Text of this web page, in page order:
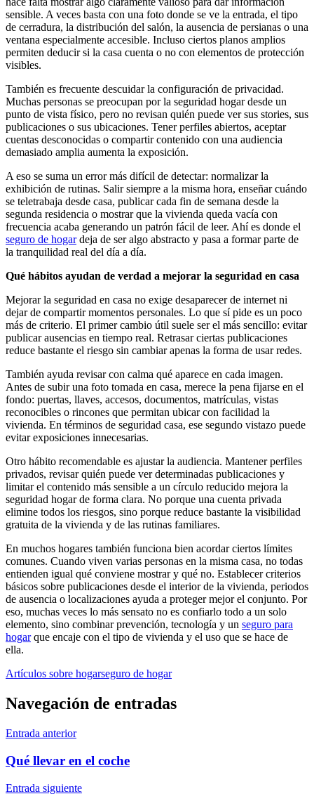
sensible. A veces basta con una foto donde se ve la entrada, el tipo
de cerradura, la distribución del salón, la ausencia de persianas o una
ventana especialmente accesible. Incluso ciertos planos amplios
permiten deducir si la casa cuenta o no con elementos de protección
visibles.
También es frecuente descuidar la configuración de privacidad.
Muchas personas se preocupan por la seguridad hogar desde un
punto de vista físico, pero no revisan quién puede ver sus stories, sus
publicaciones o sus ubicaciones. Tener perfiles abiertos, aceptar
cuentas desconocidas o compartir contenido con una audiencia
demasiado amplia aumenta la exposición.
A eso se suma un error más difícil de detectar: normalizar la
exhibición de rutinas. Salir siempre a la misma hora, enseñar cuándo
se teletrabaja desde casa, publicar cada fin de semana desde la
segunda residencia o mostrar que la vivienda queda vacía con
frecuencia acaba generando un patrón fácil de leer. Ahí es donde el
seguro de hogardeja de ser algo abstracto y pasa a formar parte de
la tranquilidad real del día a día.
Qué hábitos ayudan de verdad a mejorar la seguridad en casa
Mejorar la seguridad en casa no exige desaparecer de internet ni
dejar de compartir momentos personales. Lo que sí pide es un poco
más de criterio. El primer cambio útil suele ser el más sencillo: evitar
publicar ausencias en tiempo real. Retrasar ciertas publicaciones
reduce bastante el riesgo sin cambiar apenas la forma de usar redes.
También ayuda revisar con calma qué aparece en cada imagen.
Antes de subir una foto tomada en casa, merece la pena fijarse en el
fondo: puertas, llaves, accesos, documentos, matrículas, vistas
reconocibles o rincones que permitan ubicar con facilidad la
vivienda. En términos de seguridad casa, ese segundo vistazo puede
evitar exposiciones innecesarias.
Otro hábito recomendable es ajustar la audiencia. Mantener perfiles
privados, revisar quién puede ver determinadas publicaciones y
limitar el contenido más sensible a un círculo reducido mejora la
seguridad hogar de forma clara. No porque una cuenta privada
elimine todos los riesgos, sino porque reduce bastante la visibilidad
gratuita de la vivienda y de las rutinas familiares.
En muchos hogares también funciona bien acordar ciertos límites
comunes. Cuando viven varias personas en la misma casa, no todas
entienden igual qué conviene mostrar y qué no. Establecer criterios
básicos sobre publicaciones desde el interior de la vivienda, periodos
de ausencia o localizaciones ayuda a proteger mejor el conjunto. Por
eso, muchas veces lo más sensato no es confiarlo todo a un solo
elemento, sino combinar prevención, tecnología y un seguro para
hogarque encaje con el tipo de vivienda y el uso que se hace de
ella.
Artículos sobre hogarseguro de hogar
Navegación de entradas
Entrada anterior
Qué llevar en el coche
Entrada siguiente